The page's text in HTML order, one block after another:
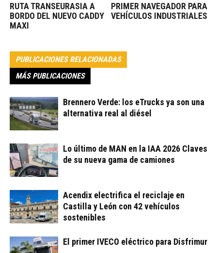
RUTA TRANSEURASIA A
BORDO DEL NUEVO CADDY
MAXI
PRIMER NAVEGADOR PARA
VEHÍCULOS INDUSTRIALES
PUBLICACIONES RELACIONADAS
MÁS PUBLICACIONES
Brennero Verde: los eTrucks ya son una
alternativa real al diésel
Lo último de MAN en la IAA 2026 Claves
de su nueva gama de camiones
Acendix electrifica el reciclaje en
Castilla y León con 42 vehículos
sostenibles
El primer IVECO eléctrico para Disfrimur